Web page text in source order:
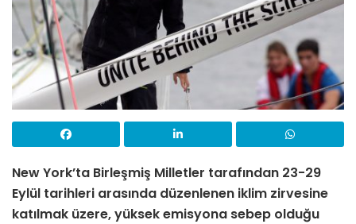
New York’ta Birleşmiş Milletler tarafından 23-29
Eylül tarihleri arasında düzenlenen iklim zirvesine
katılmak üzere, yüksek emisyona sebep olduğu